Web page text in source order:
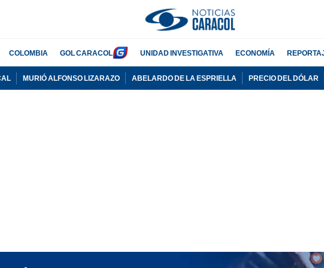
COLOMBIA GOL CARACOL UNIDAD INVESTIGATIVA ECONOMÍA
MURIÓ ALFONSO LIZARAZO ABELARDO DE LA ESPRIELLA PRECIO DEL DÓLAR